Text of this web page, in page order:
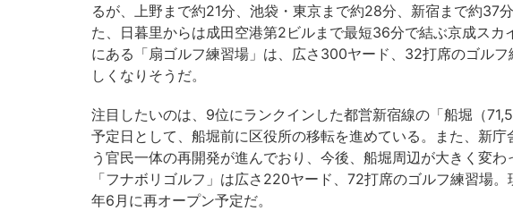
るが、上野まで約21分、池袋・東京まで約28分、新宿まで約37
た、日暮里からは成田空港第2ビルまで最短36分で結ぶ京成スカ
にある「扇ゴルフ練習場」は、広さ300ヤード、32打席のゴル
しくなりそうだ。
注目したいのは、9位にランクインした都営新宿線の「船堀（
予定日として、船堀前に区役所の移転を進めている。また、新
う官民一体の再開発が進んでおり、今後、船堀周辺が大きく変
「フナボリゴルフ」は広さ220ヤード、72打席のゴルフ練習場
年6月に再オープン予定だ。